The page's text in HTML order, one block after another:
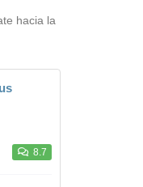
hacia la
8.7